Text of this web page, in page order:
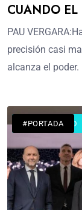
CUANDO
PAU
precisión casi
alcanza el poder.
#ACTUALIDAD
#PORTADA